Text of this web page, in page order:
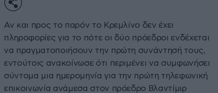
Αν και προς το παρόν το Κρεμλίνο δεν έχει
πληροφορίες για το πότε οι δύο πρόεδροι ενδέχεται
να πραγματοποιήσουν την πρώτη συνάντησή τους,
εντούτοις ανακοίνωσε ότι περιμένει να συμφωνήσει
σύντομα μια ημερομηνία για την πρώτη τηλεφωνική
επικοινωνία ανάμεσα στον πρόεδρο Βλαντίμιρ